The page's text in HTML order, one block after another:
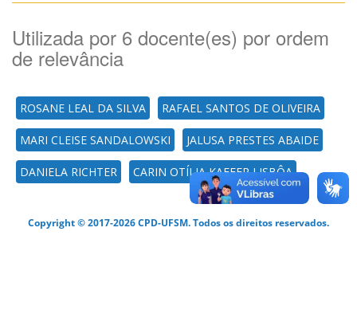
Utilizada por 6 docente(es) por ordem
de relevância
ROSANE LEAL DA SILVA RAFAEL SANTOS DE OLIVEIRA
MARI CLEISE SANDALOWSKI JALUSA PRESTES ABAIDE
DANIELA RICHTER CARIN OTÍLIA KAEFER LISBÔA
Copyright © 2017-2026 CPD-UFSM. Todos os direitos reservados.